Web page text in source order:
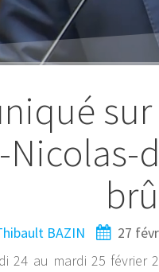
Nicolas-
BAZIN 27
24 au mardi 25 février